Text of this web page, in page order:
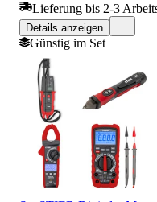
Lieferung bis 2-3
Details anzeigen
Günstig im Set